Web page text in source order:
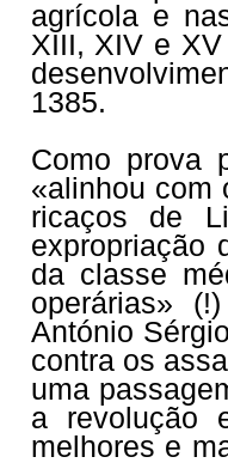
agrícola e
XIII, XIV e
1385.
Como prova
«alinhou com
ricaços de
expropriação
da classe
operárias»
António
contra os
uma
a revolução
melhores e